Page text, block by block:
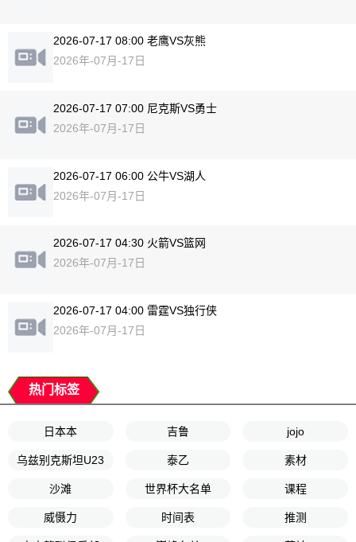
2026-07-17 08:00 老鹰VS灰熊
2026年-07月-17日
2026-07-17 07:00 尼克斯VS勇士
2026年-07月-17日
2026-07-17 06:00 公牛VS湖人
2026年-07月-17日
2026-07-17 04:30 火箭VS篮网
2026年-07月-17日
2026-07-17 04:00 雷霆VS独行侠
2026年-07月-17日
热门标签
日本本 吉鲁 jojo
乌兹别克斯坦U23 泰乙 素材
沙滩 世界杯大名单 课程
威慑力 时间表 推测